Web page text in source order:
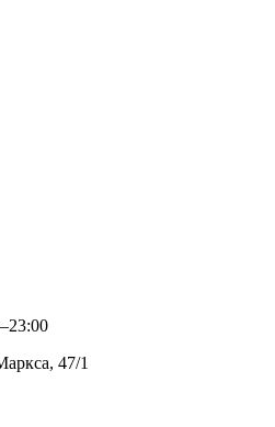
47/1